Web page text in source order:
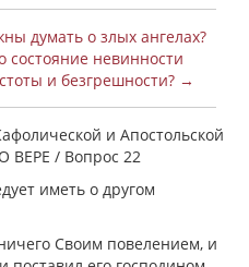
думать о злых ангелах?
состояние невинности
и безгрешности? →
и Апостольской
ВЕРЕ / Вопрос 22
иметь о другом
Своим повелением, и